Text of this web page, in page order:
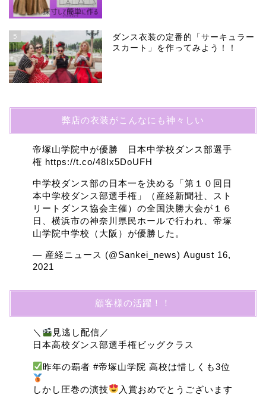
5
ダンス衣装の定番的「サーキュラー
スカート」を作ってみよう！！
弊店の衣装がこんなにも神々しい
帝塚山学院中が優勝 日本中学校ダンス部選手
権 https://t.co/48Ix5DoUFH
中学校ダンス部の日本一を決める「第１０回日
本中学校ダンス部選手権」（産経新聞社、スト
リートダンス協会主催）の全国決勝大会が１６
日、横浜市の神奈川県民ホールで行われ、帝塚
山学院中学校（大阪）が優勝した。
— 産経ニュース (@Sankei_news) August 16,
2021
顧客様の活躍！！
＼
見逃し配信／
日本高校ダンス部選手権ビッグクラス
昨年の覇者#帝塚山学院 高校は惜しくも3位
しかし圧巻の演技 入賞おめでとうございます